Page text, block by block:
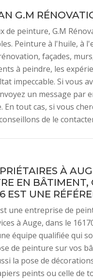
G.M
de peinture, G.M
Peinture à l'huile, à
façades,
à peindre, les
impeccable. Si vous
un message par
tout cas, si vous
de le
À
EN BÂTIMENT,
EST UNE
une entreprise de
à Auge, dans le
équipe qualifiée qui
de peinture sur vos
la pose de
peints ou celle de